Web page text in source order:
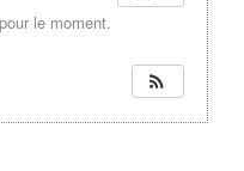
le moment.